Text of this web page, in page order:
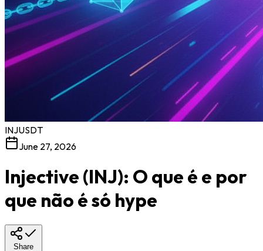
INJUSDT
June 27, 2026
Injective (INJ): O que é e por
que não é só hype
Share